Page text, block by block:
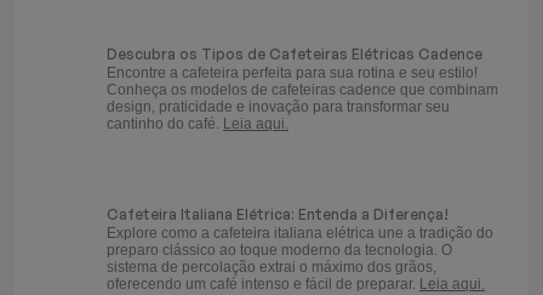
Descubra os Tipos de Cafeteiras Elétricas Cadence
Encontre a cafeteira perfeita para sua rotina e seu estilo!
Conheça os modelos de cafeteiras cadence que combinam
design, praticidade e inovação para transformar seu
cantinho do café. Leia aqui.
Cafeteira Italiana Elétrica: Entenda a Diferença!
Explore como a cafeteira italiana elétrica une a tradição do
preparo clássico ao toque moderno da tecnologia. O
sistema de percolação extrai o máximo dos grãos,
oferecendo um café intenso e fácil de preparar. Leia aqui.